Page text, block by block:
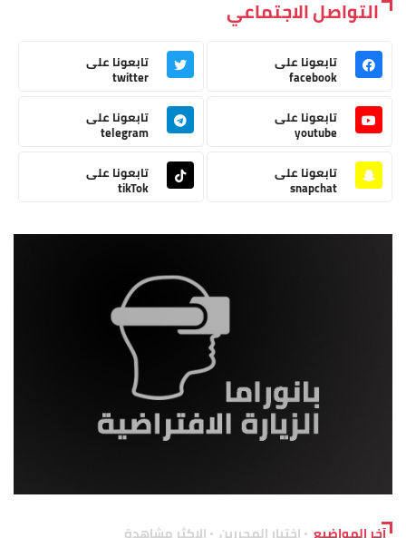
التواصل الاجتماعي
تابعونا على
facebook
تابعونا على
twitter
تابعونا على
youtube
تابعونا على
telegram
تابعونا على
snapchat
تابعونا على
tikTok